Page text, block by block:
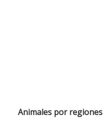
Animales por regiones